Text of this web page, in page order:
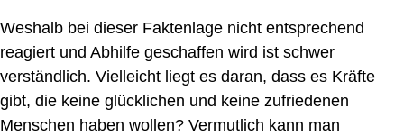
Weshalb bei dieser Faktenlage nicht entsprechend
reagiert und Abhilfe geschaffen wird ist schwer
verständlich. Vielleicht liegt es daran, dass es Kräfte
gibt, die keine glücklichen und keine zufriedenen
Menschen haben wollen? Vermutlich kann man